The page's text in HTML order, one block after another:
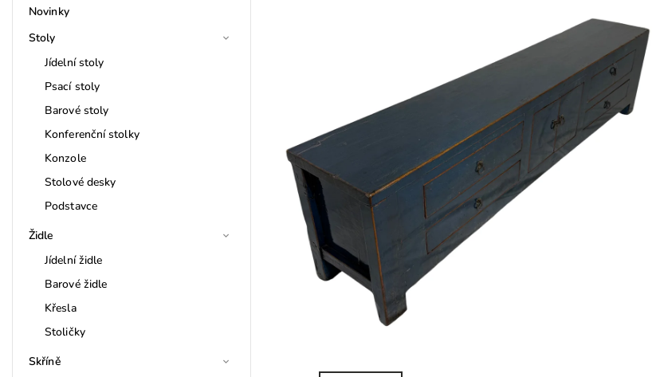
Novinky
Stoly
Jídelní stoly
Psací stoly
Barové stoly
Konferenční stolky
Konzole
Stolové desky
Podstavce
Židle
Jídelní židle
Barové židle
Křesla
Stoličky
Skříně